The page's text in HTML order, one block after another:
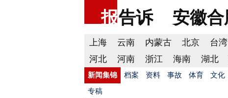
报告诉 安徽合
上海 云南 内蒙古 北京 台湾
河北
河南 浙江 海南 湖北
新闻集锦 档案 资料 事故 体育 文化
专稿